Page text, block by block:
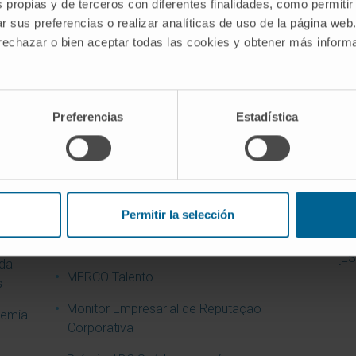
propias y de terceros con diferentes finalidades, como
sus preferencias o realizar analíticas de uso de la página
o bien aceptar todas las cookies y obtener más
Preferencias Estadística
Permitir la selección
Melhor Hospital Privado Espanhol (OCU,
2012)
Melhor Ideia Diário Médico 2009.
Laboratório PET-GMP
Melhor Instituição Sanitária da Década
MERCO Talento
Monitor Empresarial de Reputação
Corporativa